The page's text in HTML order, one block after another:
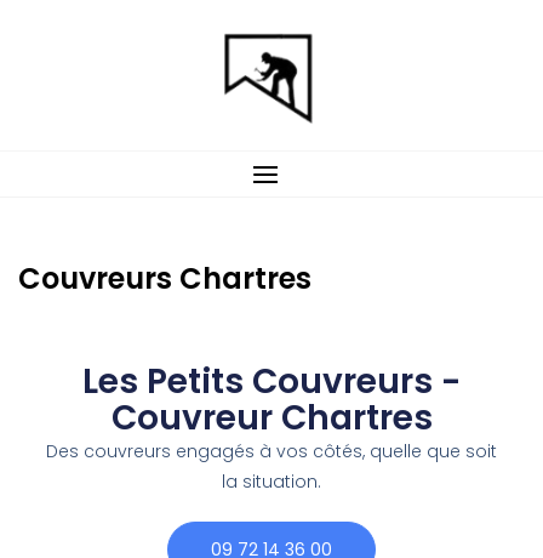
Couvreurs Chartres
Les Petits Couvreurs -
Couvreur Chartres
Des couvreurs engagés à vos côtés, quelle que soit
la situation.
09 72 14 36 00